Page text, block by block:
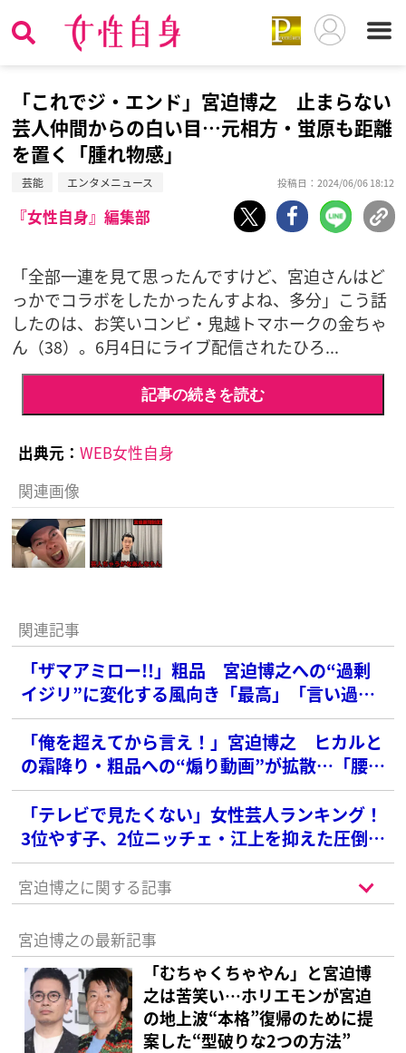
「これでジ・エンド」宮迫博之 止まらない
芸人仲間からの白い目…元相方・蛍原も距離
を置く「腫れ物感」
芸能 エンタメニュース 投稿日：2024/06/06 18:12
『女性自身』編集部
「全部一連を見て思ったんですけど、宮迫さんはど
っかでコラボをしたかったんすよね、多分」こう話
したのは、お笑いコンビ・鬼越トマホークの金ちゃ
ん（38）。6月4日にライブ配信されたひろ...
記事の続きを読む
出典元： WEB女性自身
関連画像
関連記事
「ザマアミロー!!」粗品 宮迫博之への“過剰
イジリ”に変化する風向き「最高」「言い過
ぎ」と賛否勃発
「俺を超えてから言え！」宮迫博之 ヒカルと
の霜降り・粗品への“煽り動画”が拡散…「腰巾
着」「見てられない」と広がる落胆
「テレビで見たくない」女性芸人ランキング！
3位やす子、2位ニッチェ・江上を抑えた圧倒的
な1位は？
宮迫博之に関する記事
宮迫博之の最新記事
「むちゃくちゃやん」と宮迫博
之は苦笑い…ホリエモンが宮迫
の地上波“本格”復帰のために提
案した“型破りな2つの方法”